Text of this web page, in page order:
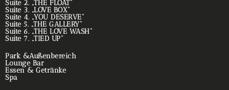
Suite 2. „THE FLOAT“
Suite 3. „LOVE BOX“
Suite 4. „YOU DESERVE“
Suite 5. „THE GALLERY“
Suite 6. „THE LOVE WASH“
Suite 7. „TIED UP“
Park &Außenbereich
Lounge Bar
Essen & Getränke
Spa